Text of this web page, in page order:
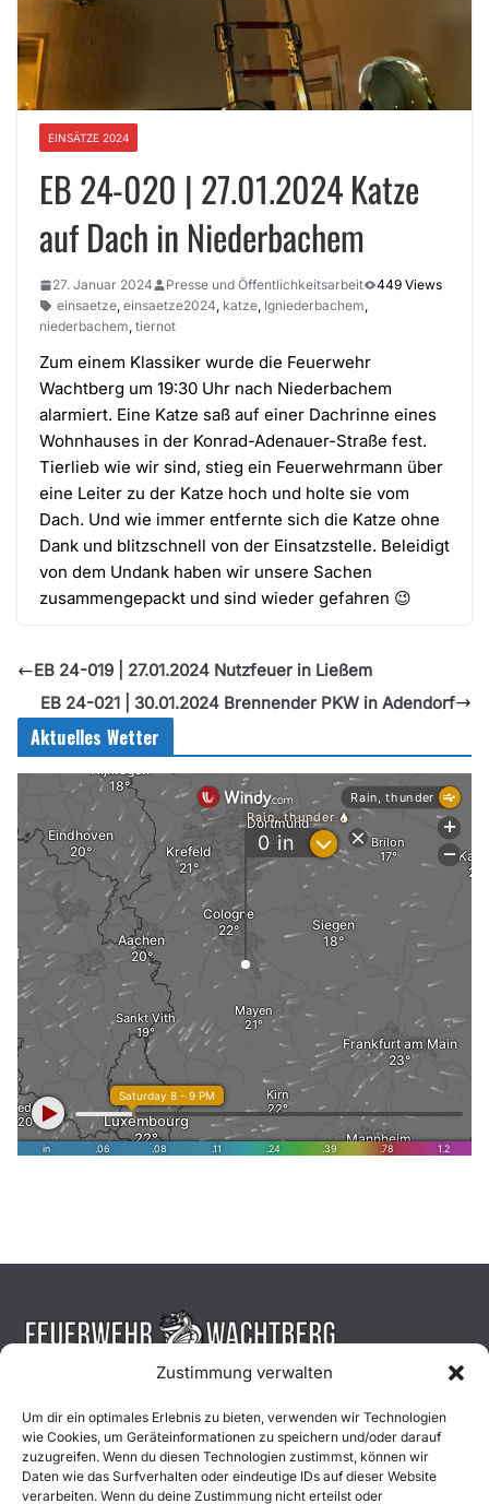
Zustimmung verwalten
Um dir ein optimales Erlebnis zu bieten, verwenden wir Technologien
wie Cookies, um Geräteinformationen zu speichern und/oder darauf
zuzugreifen. Wenn du diesen Technologien zustimmst, können wir
Daten wie das Surfverhalten oder eindeutige IDs auf dieser Website
verarbeiten. Wenn du deine Zustimmung nicht erteilst oder
EINSÄTZE 2024
EB 24-020 | 27.01.2024 Katze
auf Dach in Niederbachem
27. Januar 2024 Presse und Öffentlichkeitsarbeit
449 Views
einsaetze, einsaetze2024, katze, lgniederbachem,
niederbachem, tiernot
Zum einem Klassiker wurde die Feuerwehr
Wachtberg um 19:30 Uhr nach Niederbachem
alarmiert. Eine Katze saß auf einer Dachrinne eines
Wohnhauses in der Konrad-Adenauer-Straße fest.
Tierlieb wie wir sind, stieg ein Feuerwehrmann über
eine Leiter zu der Katze hoch und holte sie vom
Dach. Und wie immer entfernte sich die Katze ohne
Dank und blitzschnell von der Einsatzstelle. Beleidigt
von dem Undank haben wir unsere Sachen
zusammengepackt und sind wieder gefahren 😉
EB 24-019 | 27.01.2024 Nutzfeuer in Ließem
EB 24-021 | 30.01.2024 Brennender PKW in Adendorf
Aktuelles Wetter
Aktuelles
Einsätze
Unsere Jugend